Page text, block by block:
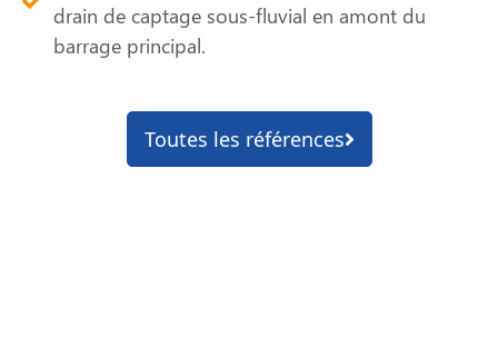
drain de captage sous-fluvial en amont du
barrage principal.
Toutes les références